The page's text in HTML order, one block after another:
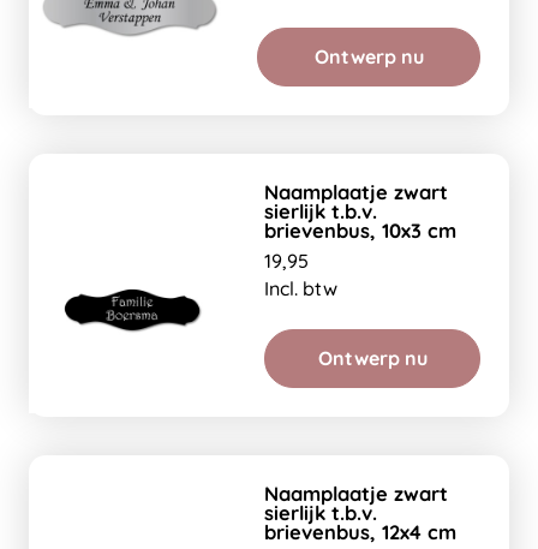
Ontwerp nu
Naamplaatje zwart
sierlijk t.b.v.
brievenbus, 10x3 cm
19,95
Incl. btw
Ontwerp nu
Naamplaatje zwart
sierlijk t.b.v.
brievenbus, 12x4 cm